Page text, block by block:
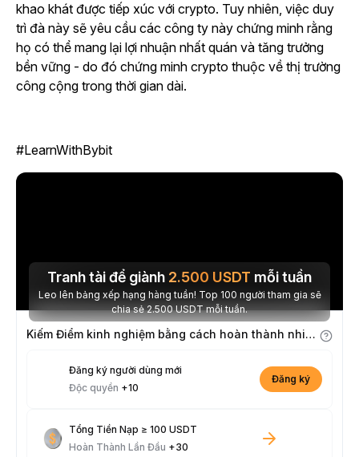
khao khát được tiếp xúc với crypto. Tuy nhiên, việc duy
trì đà này sẽ yêu cầu các công ty này chứng minh rằng
họ có thể mang lại lợi nhuận nhất quán và tăng trưởng
bền vững - do đó chứng minh crypto thuộc về thị trường
công cộng trong thời gian dài.
#LearnWithBybit
Tranh tài để giành 2.500 USDT mỗi tuần
Leo lên bảng xếp hạng hàng tuần! Top 100 người tham gia sẽ
chia sẻ 2.500 USDT mỗi tuần.
Kiếm Điểm kinh nghiệm bằng cách hoàn thành nhiệm vụ
Đăng ký người dùng mới
Độc quyền +10
Đăng ký
Tổng Tiền Nạp ≥ 100 USDT
Hoàn Thành Lần Đầu +30